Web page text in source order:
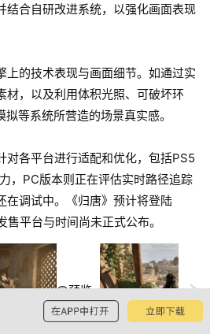
结合自研改进系统，以强化画面表现
上的技术表现与画面细节。如通过实
材，以及利用体积光照、可破坏环
等系统所营造的场景真实感。
对各平台进行适配和优化，包括PS5
，PC版本则正在评估实时路径追踪
在调试中。《归唐》预计将登陆
平台与时间尚未正式公布。
预览